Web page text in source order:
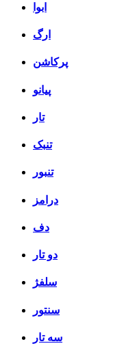
ابوا
ارگ
پرکاشن
پیانو
تار
تنبک
تنبور
درامز
دف
دو تار
سلفژ
سنتور
سه تار